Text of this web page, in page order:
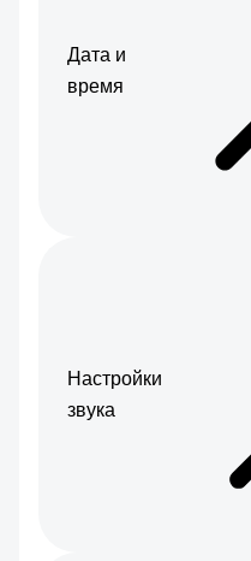
Дата и
время
Настройки
звука